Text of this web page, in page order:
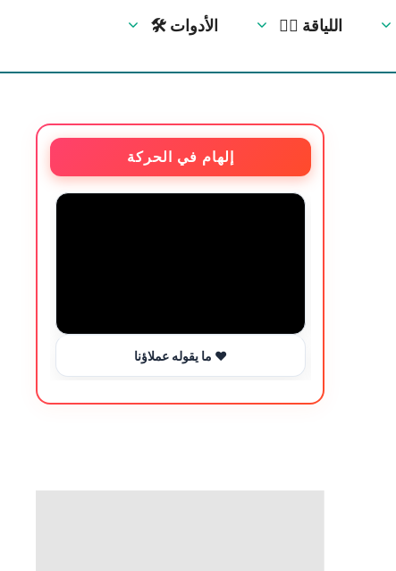
🛠 الأدوات 🏋️‍♀️ اللياقة
إلهام في الحركة
ما يقوله عملاؤنا ❤️